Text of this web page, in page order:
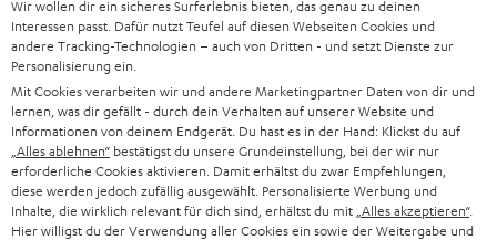
u
n
g
SOUNDBAR
HIFI-LAUTSPRECHER
SMART HOME
BLUETOOTH-LAUTSPRECHER
KOPFHÖRER
KARRIERE
PRESSE & MARKETING
GESCHÄFTSKUNDEN
PARTNERPROGRAMM
BLOG
DEUTSCHLAND
ÖSTERREICH
SCHWEIZ
NIEDERLANDE
Wir wollen dir ein sicheres Surferlebnis bieten, das genau zu deinen
Interessen passt. Dafür nutzt Teufel auf diesen Webseiten Cookies und
andere Tracking-Technologien – auch von Dritten - und setzt Dienste zur
Personalisierung ein.
Mit Cookies verarbeiten wir und andere Marketingpartner Daten von dir und
lernen, was dir gefällt - durch dein Verhalten auf unserer Website und
Informationen von deinem Endgerät. Du hast es in der Hand: Klickst du auf
„Alles ablehnen“ bestätigst du unsere Grundeinstellung, bei der wir nur
erforderliche Cookies aktivieren. Damit erhältst du zwar Empfehlungen,
diese werden jedoch zufällig ausgewählt. Personalisierte Werbung und
Inhalte, die wirklich relevant für dich sind, erhältst du mit „Alles akzeptieren“.
Hier willigst du der Verwendung aller Cookies ein sowie der Weitergabe und